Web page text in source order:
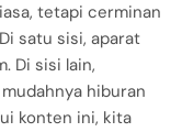
tetapi cerminan
satu sisi, aparat
Di sisi lain,
hiburan
konten ini, kita